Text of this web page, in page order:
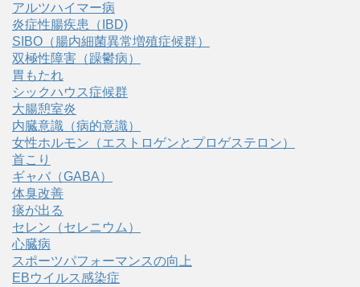
アルツハイマー病
炎症性腸疾患（IBD)
SIBO（腸内細菌異常増殖症候群）
双極性障害（躁鬱病）
胃もたれ
シックハウス症候群
大腸憩室炎
内臓意識（病的意識）
女性ホルモン（エストロゲンとプロゲステロン）
首こり
ギャバ（GABA）
体臭改善
痰が出る
セレン（セレニウム）
心臓病
スポーツパフォーマンスの向上
EBウイルス感染症